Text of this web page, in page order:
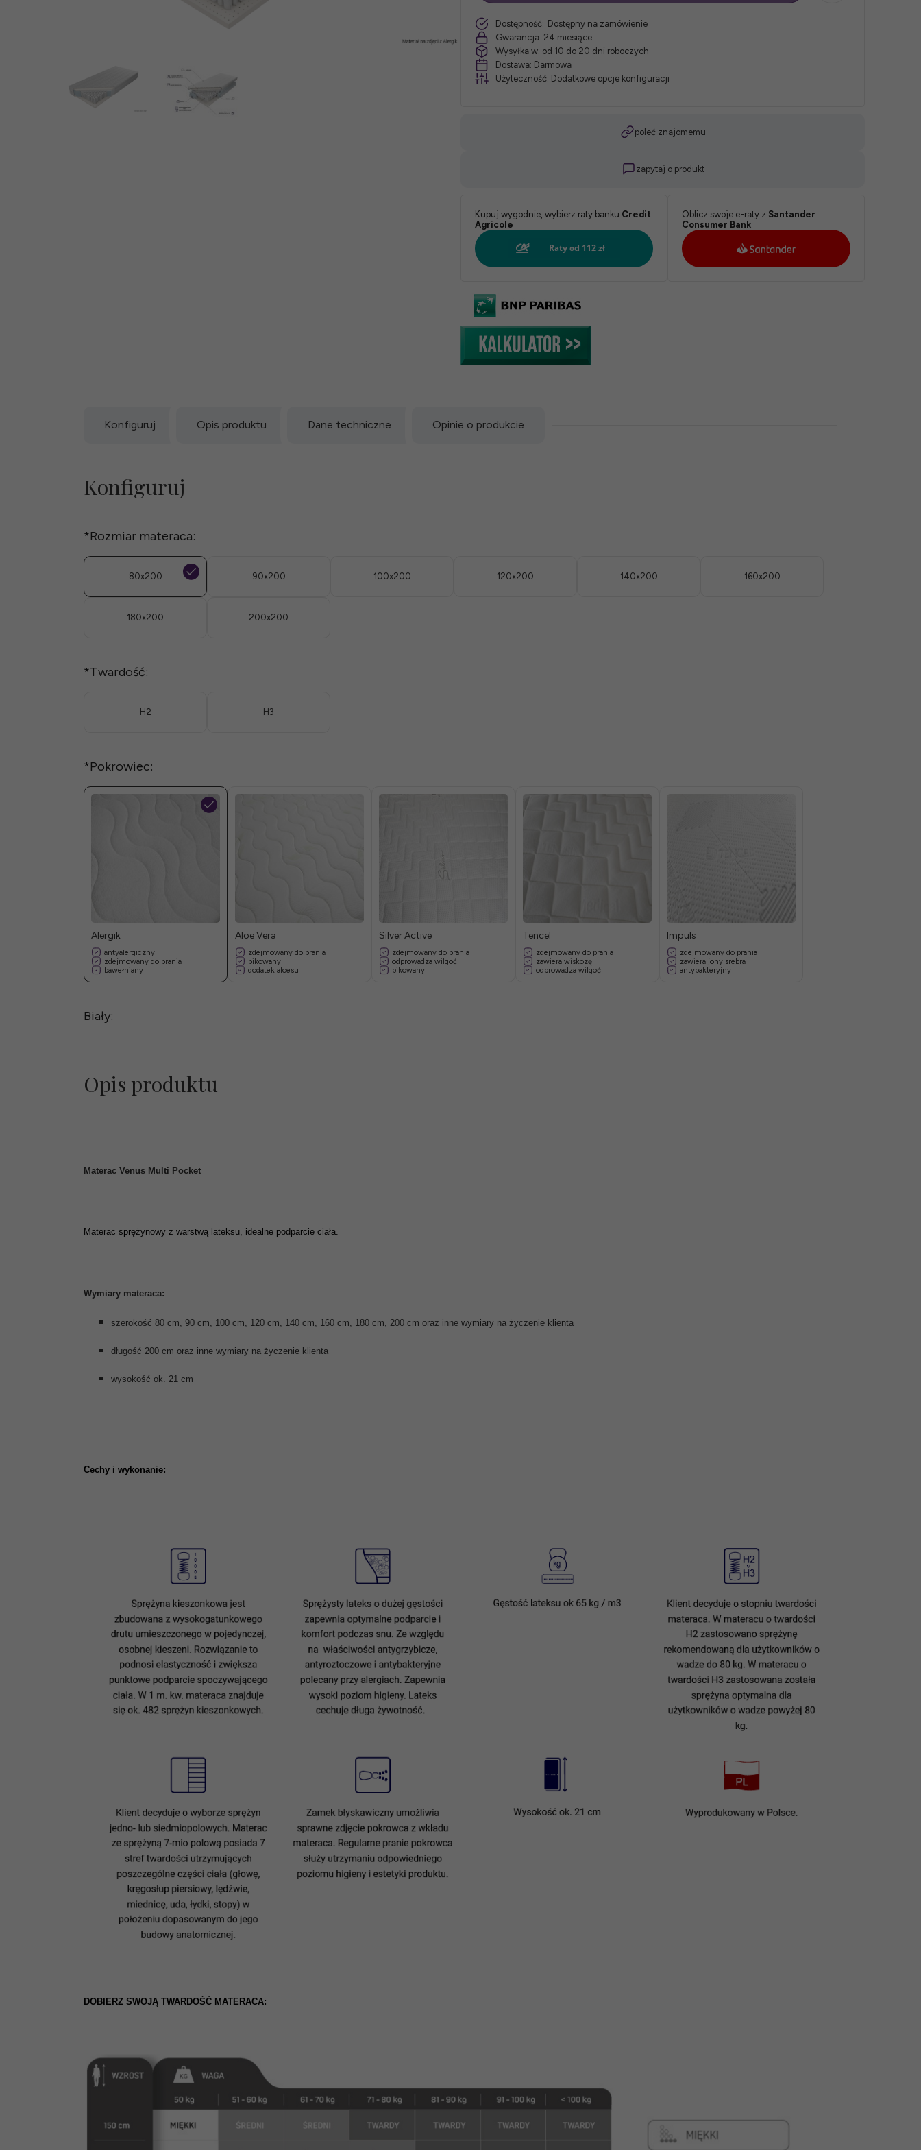
materaca:
*
Twardość:
szt.
Dostępność: Dostępny na zamówienie
Gwarancja: 24 miesiące
Wysyłka w: od 10 do 20 dni roboczych
Dostawa: Darmowa
Użyteczność: Dodatkowe opcje konfiguracji
poleć znajomemu
zapytaj o produkt
Kupuj wygodnie, wybierz raty banku Credit
Agricole
Oblicz swoje e-raty z Santander
Consumer Bank
Konfiguruj Opis produktu Dane techniczne Opinie o produkcie
Konfiguruj
*Rozmiar materaca:
80x200 90x200 100x200 120x200 140x200 160x200
180x200 200x200
*Twardość:
H2 H3
*Pokrowiec:
Alergik
antyalergiczny
zdejmowany do prania
bawełniany
Aloe Vera
zdejmowany do prania
pikowany
dodatek aloesu
Silver Active
zdejmowany do prania
odprowadza wilgoć
pikowany
Tencel
zdejmowany do prania
zawiera wiskozę
odprowadza wilgoć
Impuls
zdejmowany do prania
zawiera jony srebra
antybakteryjny
Biały:
Opis produktu
Materac Venus Multi Pocket
Materac sprężynowy z warstwą lateksu, idealne podparcie ciała.
Wymiary materaca:
szerokość 80 cm, 90 cm, 100 cm, 120 cm, 140 cm, 160 cm, 180 cm, 200 cm oraz inne wymiary na życzenie klienta
długość 200 cm oraz inne wymiary na życzenie klienta
wysokość ok. 21 cm
Cechy i wykonanie:
DOBIERZ SWOJĄ TWARDOŚĆ MATERACA: